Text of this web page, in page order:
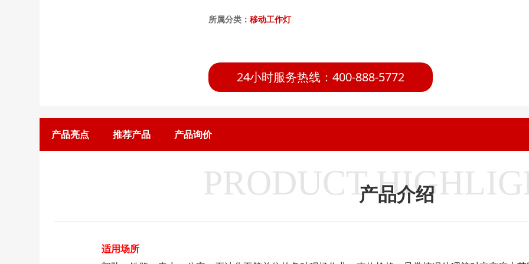
所属分类： 移动工作灯
24小时服务热线：400-888-5772
产品亮点 推荐产品 产品询价
PRODUCT产品介绍
适用场所